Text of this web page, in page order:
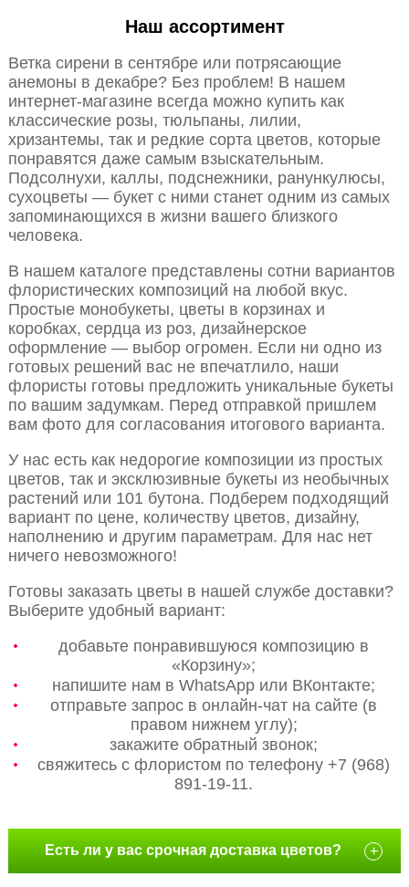
Наш ассортимент
Ветка сирени в сентябре или потрясающие
анемоны в декабре? Без проблем! В нашем
интернет-магазине всегда можно купить как
классические розы, тюльпаны, лилии,
хризантемы, так и редкие сорта цветов, которые
понравятся даже самым взыскательным.
Подсолнухи, каллы, подснежники, ранункулюсы,
сухоцветы — букет с ними станет одним из самых
запоминающихся в жизни вашего близкого
человека.
В нашем каталоге представлены сотни вариантов
флористических композиций на любой вкус.
Простые монобукеты, цветы в корзинах и
коробках, сердца из роз, дизайнерское
оформление — выбор огромен. Если ни одно из
готовых решений вас не впечатлило, наши
флористы готовы предложить уникальные букеты
по вашим задумкам. Перед отправкой пришлем
вам фото для согласования итогового варианта.
У нас есть как недорогие композиции из простых
цветов, так и эксклюзивные букеты из необычных
растений или 101 бутона. Подберем подходящий
вариант по цене, количеству цветов, дизайну,
наполнению и другим параметрам. Для нас нет
ничего невозможного!
Готовы заказать цветы в нашей службе доставки?
Выберите удобный вариант:
добавьте понравившуюся композицию в
«Корзину»;
напишите нам в WhatsApp или ВКонтакте;
отправьте запрос в онлайн-чат на сайте (в
правом нижнем углу);
закажите обратный звонок;
свяжитесь с флористом по телефону +7 (968)
891-19-11.
Есть ли у вас срочная доставка цветов? +